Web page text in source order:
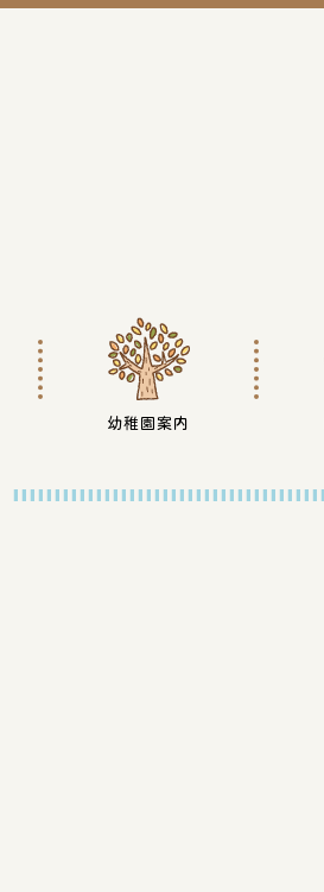
幼稚園案内